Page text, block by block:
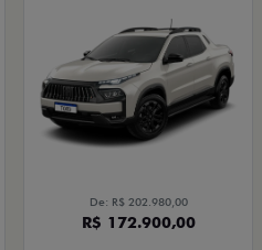
De: R$ 202.980,00
R$ 172.900,00